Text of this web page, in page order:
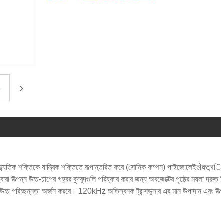
শক্তিকে যান্ত্রিক শক্তিতে রূপান্তরিত করে (সোনিক কম্পন)
উত্পন্ন উচ্চ-চাপের গহ্বর বুদবুদগুলি পরিষ্কার করার জন্য অবজেক্টের পৃষ্ঠের ময়লা দ্রুত
পরিচ্ছন্নতা অর্জন করবে। 120kHz অতিস্বনক ট্রান্সডুসার এর মান উপাদান এবং